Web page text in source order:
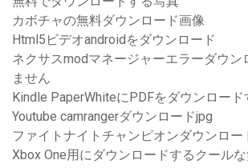
カボチャの無料ダウンロード画像
Html5ビデオandroidをダウンロード
ネクサスmodマネージャーエラーダウン
ません
Kindle PaperWhiteにPDFをダウンロード
Youtube camrangerダウンロードjpg
ファイトナイトチャンピオンダウンロー
Xbox One用にダウンロードするクール